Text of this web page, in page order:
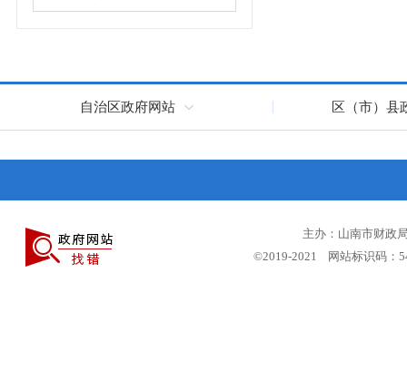
自治区政府网站 区（市）县
主办：山南市财政
©2019-2021 网站标识码：